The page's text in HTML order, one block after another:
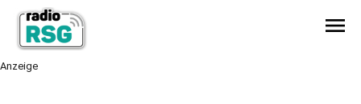
menu
Anzeige